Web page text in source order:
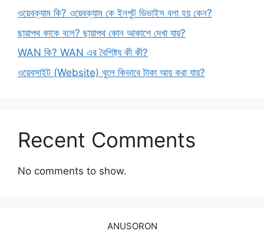
ওয়েবক্যাম কি? ওয়েবক্যাম কে ইনপুট ডিভাইস বলা হয় কেন?
ছায়াপথ কাকে বলে? ছায়াপথ কোন আকাশে দেখা যায়?
WAN কি? WAN এর বৈশিষ্ট্য কী কী?
ওয়েবসাইট (Website) খুলে কিভাবে টাকা আয় করা যায়?
Recent Comments
No comments to show.
ANUSORON